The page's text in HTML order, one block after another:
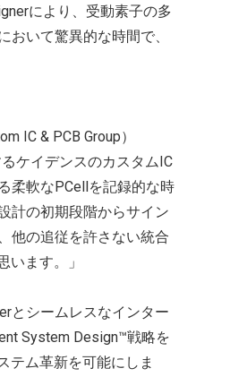
により、受動素子の多
いて驚異的な時間で、
IC & PCB Group）
ケイデンスのカスタムIC
柔軟なPCellを記録的な時
計の初期段階からサイン
他の追従を許さない統合
ます。」
とシームレスなインター
System Design™戦略を
テム革新を可能にしま